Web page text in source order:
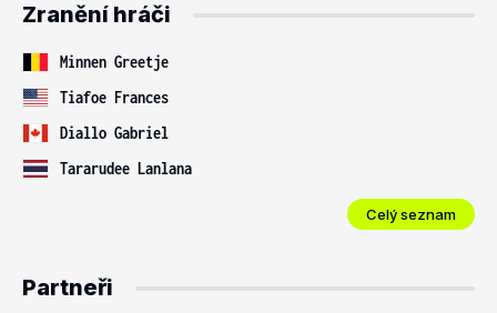
Zranění hráči
Minnen Greetje
Tiafoe Frances
Diallo Gabriel
Tararudee Lanlana
Celý seznam
Partneři